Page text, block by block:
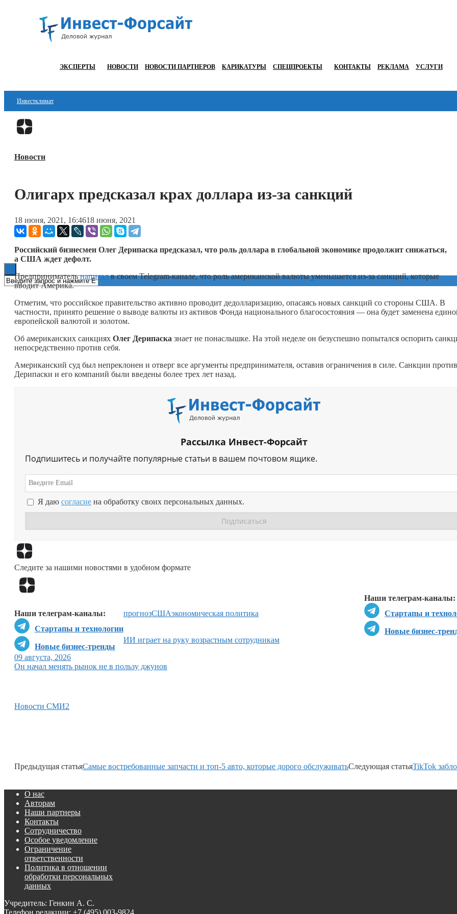
ЭКСПЕРТЫ НОВОСТИ НОВОСТИ ПАРТНЕРОВ КАРИКАТУРЫ СПЕЦПРОЕКТЫ КОНТАКТЫ РЕКЛАМА УСЛУГИ
Инвестклимат
Финансы
Блокчейн
ESG
Новости
Олигарх предсказал крах доллара из-за санкций
18 июня, 2021, 16:4618 июня, 2021
Российский бизнесмен Олег Дерипаска предсказал, что роль доллара в глобальной экономике продолжит снижаться,
а США ждет дефолт.
Предпринимательнаписалв своем Telegram-канале, что роль американской валюты уменьшается из-за санкций, которые
вводит Америка.
Отметим, что российское правительство активно проводит дедолларизацию, опасаясь новых санкций со стороны США. В
частности, принято решение о выводе валюты из активов Фонда национального благосостояния — она будет заменена
европейской валютой и золотом.
Об американских санкциях Олег Дерипаска знает не понаслышке. На этой неделе он безуспешно попытался оспорить
непосредственно против себя.
Американский суд был непреклонен и отверг все аргументы предпринимателя, оставив ограничения в силе. Санкции против
Дерипаски и его компаний были введены более трех лет назад.
Рассылка Инвест-Форсайт
Подпишитесь и получайте популярные статьи в вашем почтовом ящике.
Я даю согласие на обработку своих персональных данных.
Следите за нашими новостями в удобном формате
Наши телеграм-каналы:
Стартапы и
Новые бизнес-
Наши телеграм-каналы:
Стартапы и технологии
Новые бизнес-тренды
прогнозСШАэкономическая политика
ИИ играет на руку возрастным сотрудникам
09 августа, 2026
Он начал менять рынок не в пользу джунов
Новости СМИ2
Предыдущая статьяСамые востребованные запчасти и топ-5 авто, которые дорого обслуживатьСледующая статьяTikTok
О нас
Авторам
Наши партнеры
Контакты
Сотрудничество
Особое уведомление
Ограничение
ответственности
Политика в отношении
обработки персональных
данных
Учредитель: Генкин А. С.